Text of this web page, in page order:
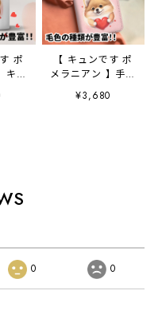
ポ
キャ
容
レ
【 キュンです ポ
メラニアン 】手帳
スマホケース
犬 うちの子 プ
¥3,680
0 0